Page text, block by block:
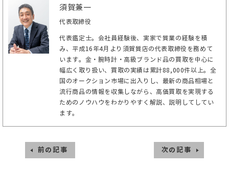
須賀兼一
代表取締役
代表鑑定士。会社員経験後、実家で質業の経験を積
み、平成16年4月より須賀質店の代表取締役を務めて
います。金・腕時計・高級ブランド品の買取を中心に
幅広く取り扱い、買取の実績は累計88,000件以上。全
国のオークション市場に出入りし、最新の商品相場と
流行商品の情報を収集しながら、高価買取を実現する
ためのノウハウをわかりやすく解説、説明してしてい
ます。
前の記事 次の記事